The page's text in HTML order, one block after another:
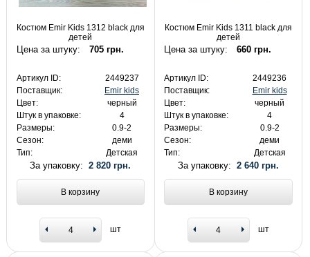
Костюм Emir Kids 1312 black для
детей
Цена за штуку: 705 грн.
Артикул ID:
2449237
Поставщик:
Emir kids
Цвет:
черный
Штук в упаковке:
4
Размеры:
0.9-2
Сезон:
деми
Тип:
Детская
За упаковку: 2 820 грн.
В корзину
шт
Костюм Emir Kids 1311 black для
детей
Цена за штуку: 660 грн.
Артикул ID:
2449236
Поставщик:
Emir kids
Цвет:
черный
Штук в упаковке:
4
Размеры:
0.9-2
Сезон:
деми
Тип:
Детская
За упаковку: 2 640 грн.
В корзину
шт